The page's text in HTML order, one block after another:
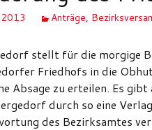
Anträge,
stellt für die morgige
Friedhofs in die
Absage zu erteilen. Es
durch so eine
des Bezirksamtes